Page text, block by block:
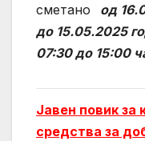
сметано
од 16
до 15.05.2025
07:30 до 15:00
Јавен повик за
средства за